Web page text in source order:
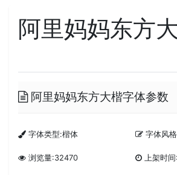
阿里妈妈东方
阿里妈妈东方大楷字体参数
字体类型:楷体 字体风
浏览量:32470 上架时